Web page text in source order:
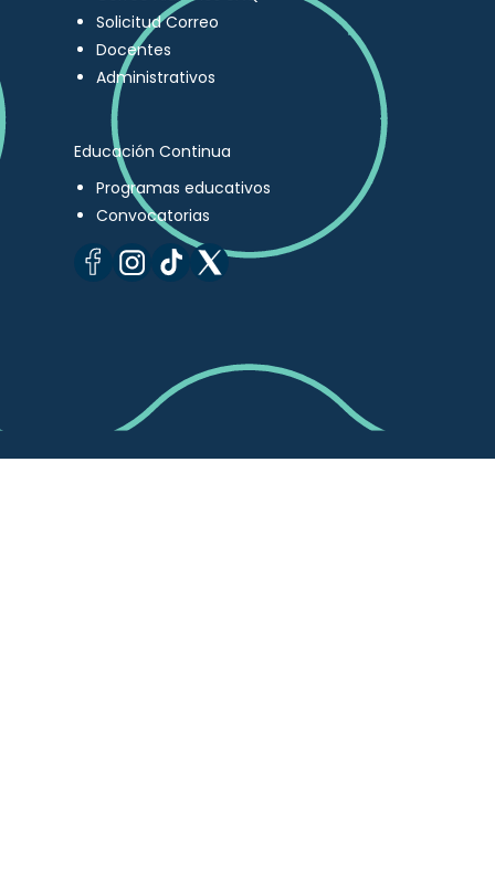
Solicitud Correo
Docentes
Administrativos
Educación Continua
Programas educativos
Convocatorias